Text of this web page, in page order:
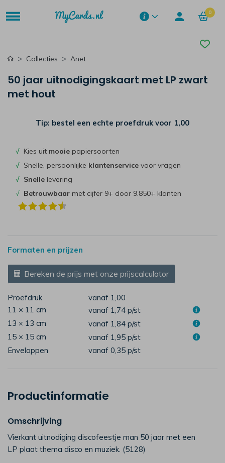
0
Collecties Anet
50 jaar uitnodigingskaart met LP zwart
met hout
Tip: bestel een echte proefdruk voor 1,00
√ Kies uit mooie papiersoorten
√ Snelle, persoonlijke klantenservice voor vragen
√ Snelle levering
√ Betrouwbaar met cijfer 9+ door 9.850+ klanten
Formaten en prijzen
Bereken de prijs met onze prijscalculator
Proefdruk
vanaf 1,00
11 × 11 cm
vanaf 1,74 p/st
13 × 13 cm
vanaf 1,84 p/st
15 × 15 cm
vanaf 1,95 p/st
Enveloppen
vanaf 0,35 p/st
Productinformatie
Omschrijving
Vierkant uitnodiging discofeestje man 50 jaar met een
LP plaat thema disco en muziek. (5128)